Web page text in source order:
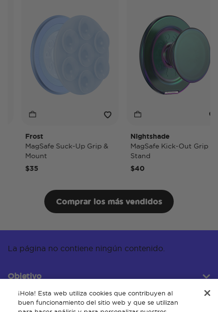
Frost
MagSafe Suck-Up Grip &
Mount
$35
Nightshade
MagSafe Kick-Out Grip &
Stand
$40
Comprar los más vendidos
La página no contiene ningún contenido.
Objetivo
¡Hola! Esta web utiliza cookies que contribuyen al
buen funcionamiento del sitio web y que se utilizan